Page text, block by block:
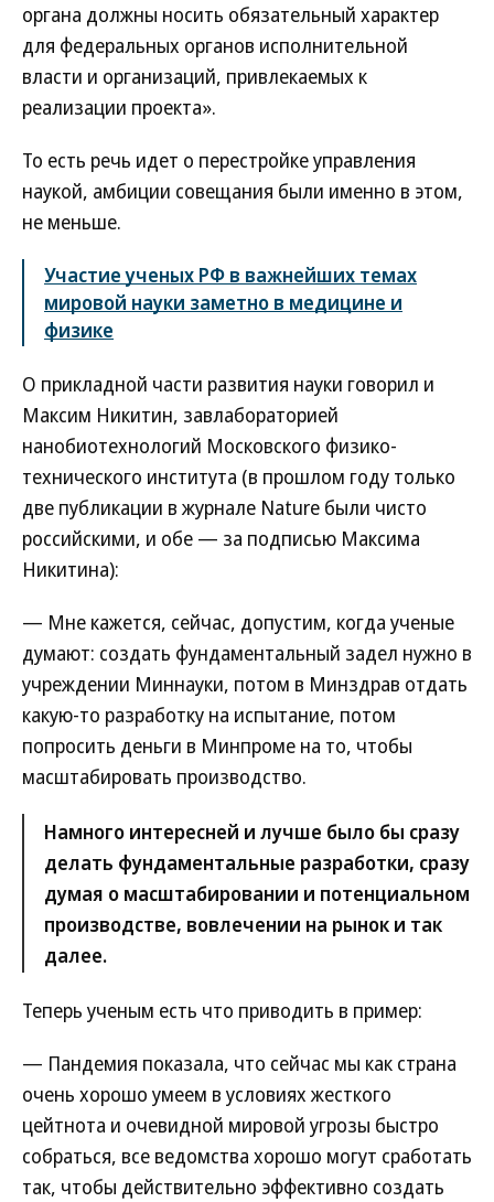
органа должны носить обязательный характер
для федеральных органов исполнительной
власти и организаций, привлекаемых к
реализации проекта».
То есть речь идет о перестройке управления
наукой, амбиции совещания были именно в этом,
не меньше.
Участие ученых РФ в важнейших темах
мировой науки заметно в медицине и
физике
О прикладной части развития науки говорил и
Максим Никитин, завлабораторией
нанобиотехнологий Московского физико-
технического института (в прошлом году только
две публикации в журнале Nature были чисто
российскими, и обе — за подписью Максима
Никитина):
— Мне кажется, сейчас, допустим, когда ученые
думают: создать фундаментальный задел нужно в
учреждении Миннауки, потом в Минздрав отдать
какую-то разработку на испытание, потом
попросить деньги в Минпроме на то, чтобы
масштабировать производство.
Намного интересней и лучше было бы сразу
делать фундаментальные разработки, сразу
думая о масштабировании и потенциальном
производстве, вовлечении на рынок и так
далее.
Теперь ученым есть что приводить в пример:
— Пандемия показала, что сейчас мы как страна
очень хорошо умеем в условиях жесткого
цейтнота и очевидной мировой угрозы быстро
собраться, все ведомства хорошо могут сработать
так, чтобы действительно эффективно создать